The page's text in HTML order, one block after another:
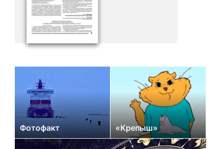
Фотофакт «Крепыш»